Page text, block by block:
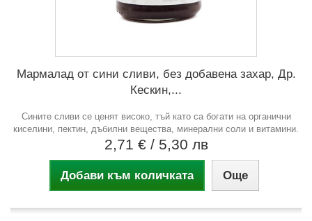
Мармалад от сини сливи, без добавена захар, Др.
Кескин,...
Сините сливи се ценят високо, тъй като са богати на органични
киселини, пектин, дъбилни вещества, минерални соли и витамини.
2,71 € / 5,30 лв
Добави към количката Още